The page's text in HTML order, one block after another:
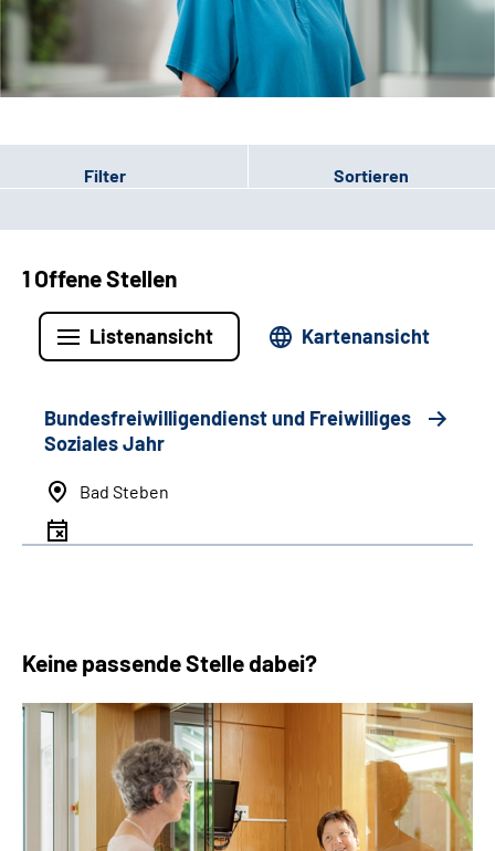
Gebärdensprache
Patienten-Login
Filter Sortieren
1 Offene Stellen
Listenansicht Kartenansicht
Bundesfreiwilligendienst und Freiwilliges
Soziales Jahr
Bad Steben
Keine passende Stelle dabei?